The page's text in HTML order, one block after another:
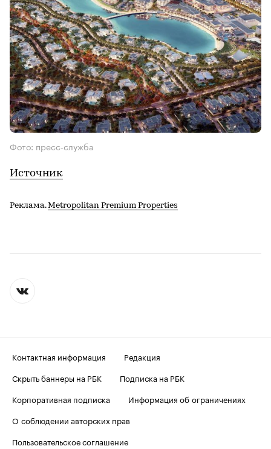
Фото: пресс-служба
Источник
Реклама.Metropolitan Premium Properties
Контактная информация
Редакция
Скрыть баннеры на РБК
Подписка на РБК
Корпоративная подписка
Информация об ограничениях
О соблюдении авторских прав
Пользовательское соглашение